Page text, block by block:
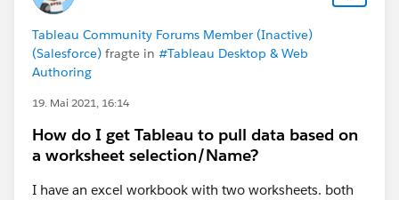
Tableau Community Forums Member (Inactive)
(Salesforce) fragte in #Tableau Desktop & Web
Authoring
19. Mai 2021, 16:14
How do I get Tableau to pull data based on
a worksheet selection/Name?
I have an excel workbook with two worksheets. both